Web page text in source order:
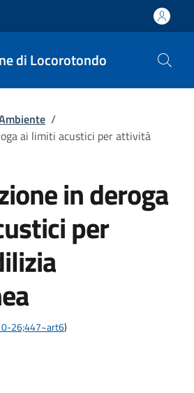
di Locorotondo
/
ai limiti acustici per attività
in deroga
per
26;447~art6)